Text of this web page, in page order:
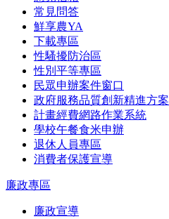
常見問答
鮮享農YA
下載專區
性騷擾防治區
性別平等專區
民眾申辦案件窗口
政府服務品質創新精進方案
計畫經費網路作業系統
學校午餐食米申辦
退休人員專區
消費者保護宣導
廉政專區
廉政宣導